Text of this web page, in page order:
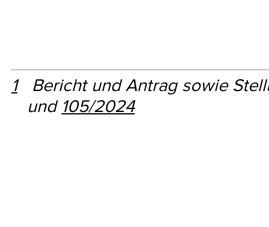
1Bericht und Antrag sowie
und 105/2024